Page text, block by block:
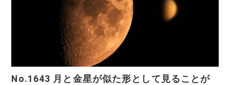
No.1643 月と金星が似た形として見ることが